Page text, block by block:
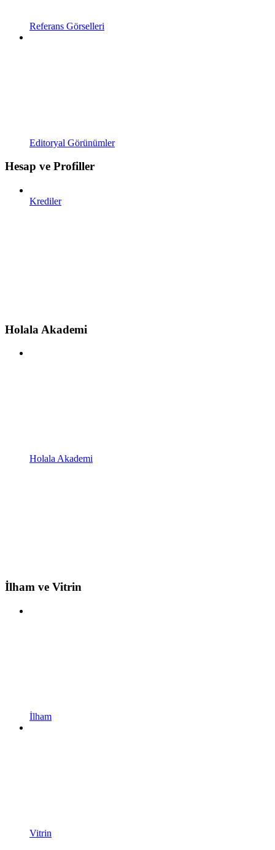
Referans Görselleri
Editoryal Görünümler
Hesap ve Profiller
Krediler
Holala Akademi
Holala Akademi
İlham ve Vitrin
İlham
Vitrin